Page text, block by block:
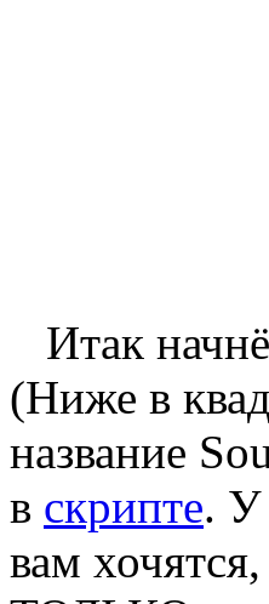
Итак
(Ниже в
название
в скрипте. У
вам